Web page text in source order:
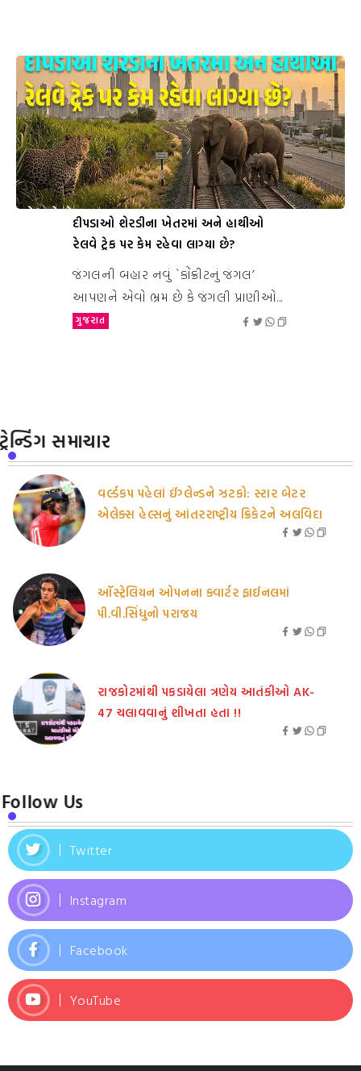
દીપડાઓ શેરડીના ખેતરમાં અને હાથીઓ
રેલવે ટ્રેક પર કેમ રહેવા લાગ્યા છે?
જંગલની બહાર નવું `કોંક્રીટનું જંગલ’
આપણને એવો ભ્રમ છે કે જંગલી પ્રાણીઓ...
ગુજરાત
ટ્રેન્ડિંગ સમાચાર
વર્લ્ડકપ પહેલાં ઈંગ્લેન્ડને ઝટકો: સ્ટાર બેટર
એલેક્સ હેલ્સનું આંતરરાષ્ટ્રીય ક્રિકેટને અલવિદા
ઑસ્ટ્રેલિયન ઓપનના ક્વાર્ટર ફાઈનલમાં
પી.વી.સિંધુનો પરાજય
રાજકોટમાંથી પકડાયેલા ત્રણેય આતંકીઓ AK-
47 ચલાવવાનું શીખતા હતા !!
Follow Us
Twitter
Instagram
Facebook
YouTube